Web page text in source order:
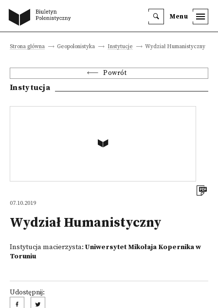
Menu
Strona główna Geopolonistyka Instytucje Wydział Humanistyczny
Powrót
Instytucja
07.10.2019
Wydział Humanistyczny
Instytucja macierzysta: Uniwersytet Mikołaja Kopernika w
Toruniu
Udostępnij: